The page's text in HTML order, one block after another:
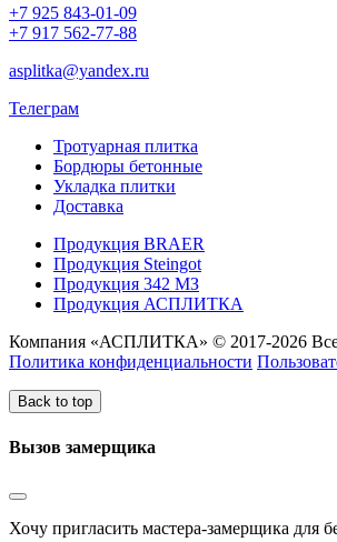
+7 925 843-01-09
+7 917 562-77-88
asplitka@yandex.ru
Телеграм
Тротуарная плитка
Бордюры бетонные
Укладка плитки
Доставка
Продукция BRAER
Продукция Steingot
Продукция 342 МЗ
Продукция АСПЛИТКА
Компания «АСПЛИТКА» © 2017-2026
Политика конфиденциальности
Back to top
Вызов замерщика
Хочу пригласить мастера-замерщика для